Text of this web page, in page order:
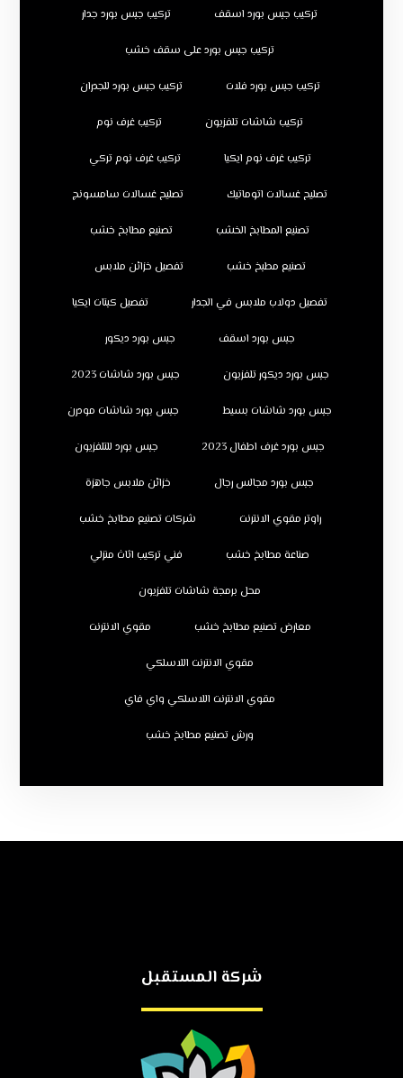
تركيب جبس بورد اسقف تركيب جبس بورد جدار
تركيب جبس بورد على سقف خشب
تركيب جبس بورد فلات تركيب جبس بورد للجدران
تركيب شاشات تلفزيون تركيب غرف نوم
تركيب غرف نوم ايكيا تركيب غرف نوم تركي
تصليح غسالات اتوماتيك تصليح غسالات سامسونج
تصنيع المطابخ الخشب تصنيع مطابخ خشب
تصنيع مطبخ خشب تفصيل خزائن ملابس
تفصيل دولاب ملابس في الجدار تفصيل كبتات ايكيا
جبس بورد اسقف جبس بورد ديكور
جبس بورد ديكور تلفزيون جبس بورد شاشات 2023
جبس بورد شاشات بسيط جبس بورد شاشات مودرن
جبس بورد غرف اطفال 2023 جبس بورد للتلفزيون
جبس بورد مجالس رجال خزائن ملابس جاهزة
راوتر مقوي الانترنت شركات تصنيع مطابخ خشب
صناعة مطابخ خشب فني تركيب اثاث منزلي
محل برمجة شاشات تلفزيون
معارض تصنيع مطابخ خشب مقوي الانترنت
مقوي الانترنت اللاسلكي
مقوي الانترنت اللاسلكي واي فاي
ورش تصنيع مطابخ خشب
شركة المستقبل